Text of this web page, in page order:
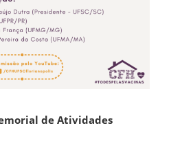
de Atividades